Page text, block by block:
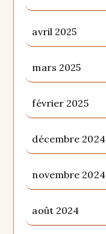
avril 2025
mars 2025
février 2025
décembre 2024
novembre 2024
août 2024